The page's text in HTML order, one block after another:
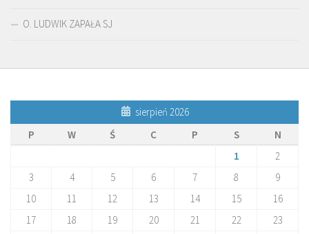
O. LUDWIK ZAPAŁA SJ
sierpień 2026
P
W Ś C P S
N
1
2
3
4 5 6 7 8
9
10
11 12 13 14 15
16
17
18 19 20 21 22
23